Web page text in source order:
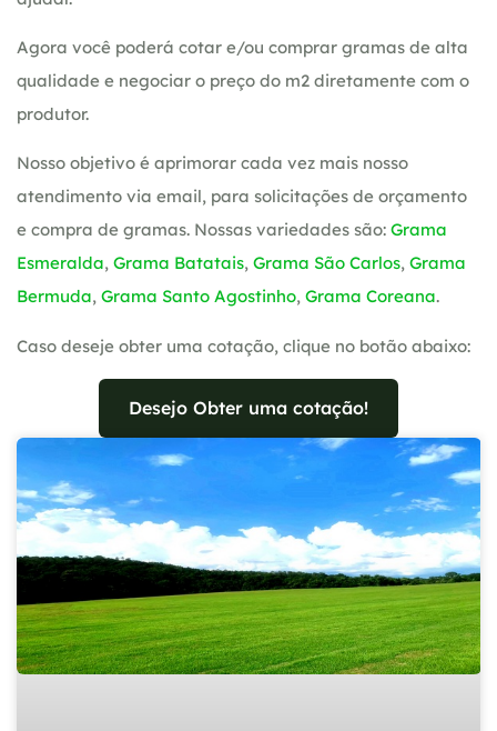
Agora você poderá cotar e/ou comprar gramas de alta
qualidade e negociar o preço do m2 diretamente com o
produtor.
Nosso objetivo é aprimorar cada vez mais nosso
atendimento via email, para solicitações de orçamento
e compra de gramas. Nossas variedades são: Grama
Esmeralda, Grama Batatais, Grama São Carlos, Grama
Bermuda, Grama Santo Agostinho, Grama Coreana.
Caso deseje obter uma cotação, clique no botão abaixo:
Desejo Obter uma cotação!